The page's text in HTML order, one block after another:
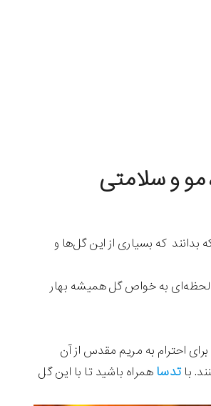
و سلامتی
که بسیاری از این گل‌ها و
لحظه‌ای به خواص گل همیشه بهار
احترام به مریم مقدس از آن
باتدسا همراه باشید تا با این گل